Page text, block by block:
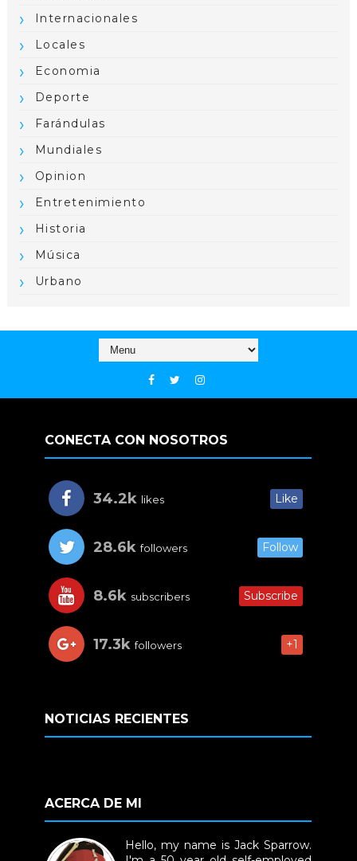
Internacionales
Locales
Economia
Deporte
Farándulas
Mundiales
Opinion
Entretenimiento
Historia
Música
Urbano
CONECTA CON NOSOTROS
34.2k likes Like
28.6k followers Follow
8.6k subscribers Subscribe
17.3k followers +1
NOTICIAS RECIENTES
ACERCA DE MI
Hello, my name is Jack Sparrow.